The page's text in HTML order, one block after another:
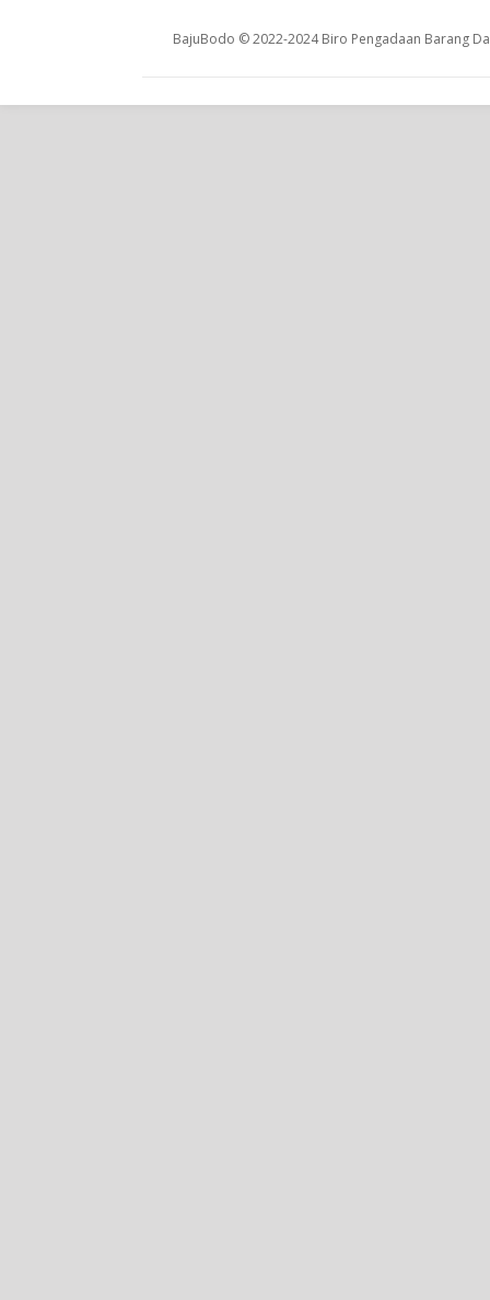
BajuBodo © 2022-2024 Biro Pengadaan Barang